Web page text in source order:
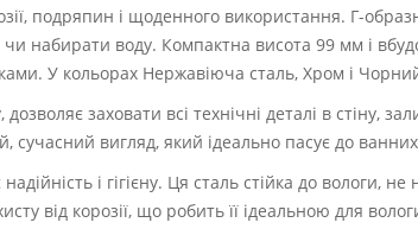
подряпин і щоденного використання. Г-
набирати воду. Компактна висота 99 мм і
У кольорах Нержавіюча сталь, Хром і
заховати всі технічні деталі в стіну,
сучасний вигляд, який ідеально пасує до
і гігієну. Ця сталь стійка до
від корозії, що робить її ідеальною для